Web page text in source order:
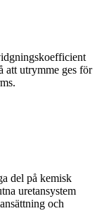
att utrymme ges för
del på kemisk
uretansystem
och